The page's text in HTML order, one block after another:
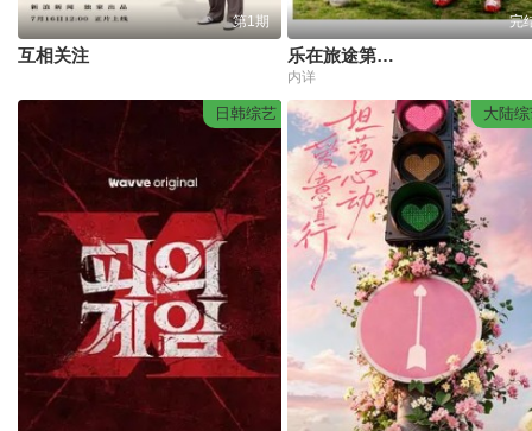
第1期
互相关注
完
乐在旅途第三季
内详
日韩综艺 大陆